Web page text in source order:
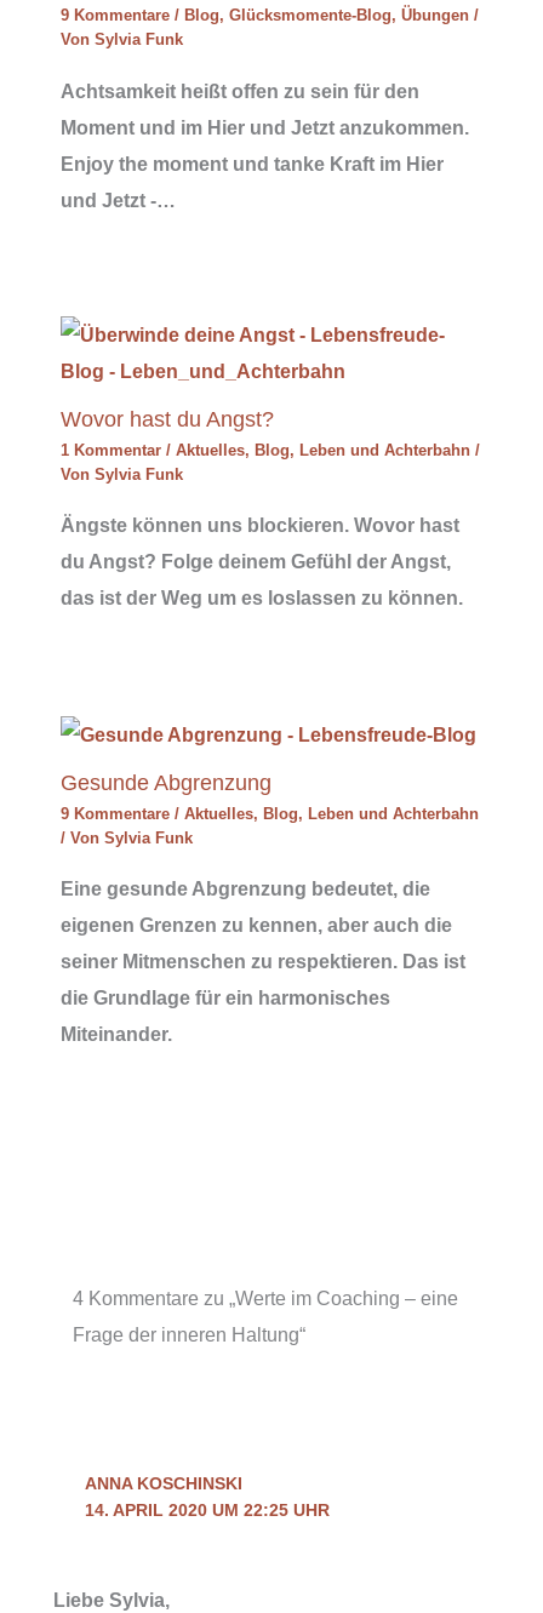
9 Kommentare / Blog, Glücksmomente-Blog, Übungen/
Von Sylvia Funk
Achtsamkeit heißt offen zu sein für den
Moment und im Hier und Jetzt anzukommen.
Enjoy the moment und tanke Kraft im Hier
und Jetzt -…
Wovor hast du Angst?
1 Kommentar / Aktuelles, Blog, Leben und Achterbahn/
Von Sylvia Funk
Ängste können uns blockieren. Wovor hast
du Angst? Folge deinem Gefühl der Angst,
das ist der Weg um es loslassen zu können.
Gesunde Abgrenzung
9 Kommentare / Aktuelles, Blog, Leben und Achterbahn
/ Von Sylvia Funk
Eine gesunde Abgrenzung bedeutet, die
eigenen Grenzen zu kennen, aber auch die
seiner Mitmenschen zu respektieren. Das ist
die Grundlage für ein harmonisches
Miteinander.
4 Kommentare zu „Werte im Coaching – eine
Frage der inneren Haltung“
ANNA KOSCHINSKI
14. APRIL 2020 UM 22:25 UHR
Liebe Sylvia,